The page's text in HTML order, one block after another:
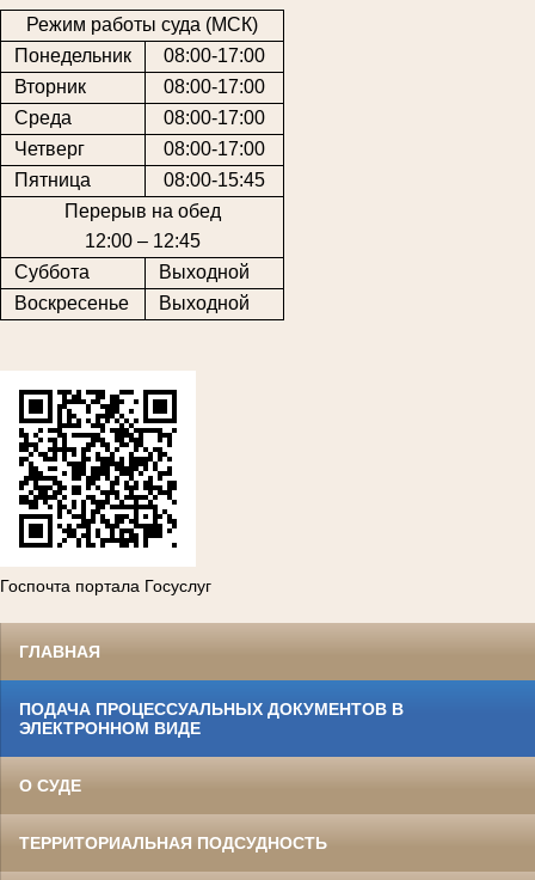
Режим работы суда (МСК)
Понедельник
08:00-17:00
Вторник
08:00-17:00
Среда
08:00-17:00
Четверг
08:00-17:00
Пятница
08:00-15:45
Перерыв на обед
12:00 – 12:45
Суббота
Выходной
Воскресенье
Выходной
Госпочта портала Госуслуг
ГЛАВНАЯ
ПОДАЧА ПРОЦЕССУАЛЬНЫХ ДОКУМЕНТОВ В
ЭЛЕКТРОННОМ ВИДЕ
О СУДЕ
ТЕРРИТОРИАЛЬНАЯ ПОДСУДНОСТЬ